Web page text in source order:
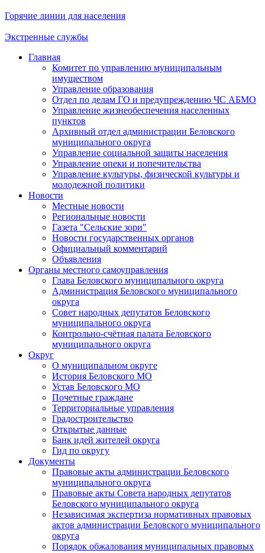
Горячие линии для населения
Экстренные службы
Главная
Комитет по управлению муниципальным
имуществом
Управление образования
Отдел по делам ГО и предупреждению ЧС АБМО
Управление жизнеобеспечения населенных
пунктов
Архивный отдел администрации Беловского
муниципального округа
Управление социальной защиты населения
Управление опеки и попечительства
Управление культуры, физической культуры и
молодежной политики
Новости
Местные новости
Региональные новости
Газета "Сельские зори"
Новости государственных органов
Официальный комментарий
Объявления
Органы местного самоуправления
Глава Беловского муниципального округа
Администрация Беловского муниципального
округа
Совет народных депутатов Беловского
муниципального округа
Контрольно-счётная палата Беловского
муниципального округа
Округ
О муниципальном округе
История Беловского МО
Устав Беловского МО
Почетные граждане
Территориальные управления
Градостроительство
Открытые данные
Банк идей жителей округа
Гид по округу
Документы
Правовые акты администрации Беловского
муниципального округа
Правовые акты Совета народных депутатов
Беловского муниципального округа
Независимая экспертиза нормативных правовых
актов администрации Беловского муниципального
округа
Порядок обжалования муниципальных правовых